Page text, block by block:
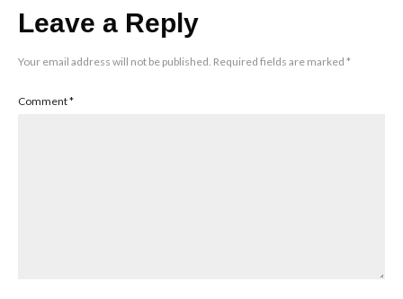
Leave a Reply
Your email address will not be published. Required fields are marked *
Comment*